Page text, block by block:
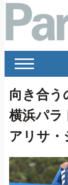
向き合う
横浜パラ
アリサ・